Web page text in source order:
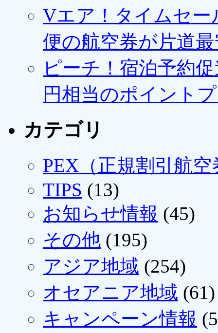
Vエア！タイムセー
便の航空券が片道最
ピーチ！宿泊予約
円相当のポイント
カテゴリ
PEX（正規割引航空
TIPS (13)
お知らせ情報 (45)
その他 (195)
アジア地域 (254)
オセアニア地域 (61)
キャンペーン情報